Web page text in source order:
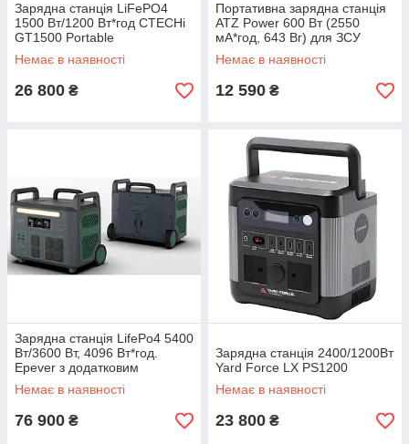
Зарядна станція LiFePO4
1500 Вт/1200 Вт*год CTECHi
GT1500 Portable
Немає в наявності
26 800 ₴
Портативна зарядна станція
ATZ Power 600 Вт (2550
мА*год, 643 Вг) для ЗСУ
Немає в наявності
12 590 ₴
Зарядна станція LifePo4 5400
Вт/3600 Вт, 4096 Вт*год.
Epever з додатковим
аккумулятором
Немає в наявності
76 900 ₴
Зарядна станція 2400/1200Вт
Yard Force LX PS1200
Немає в наявності
23 800 ₴